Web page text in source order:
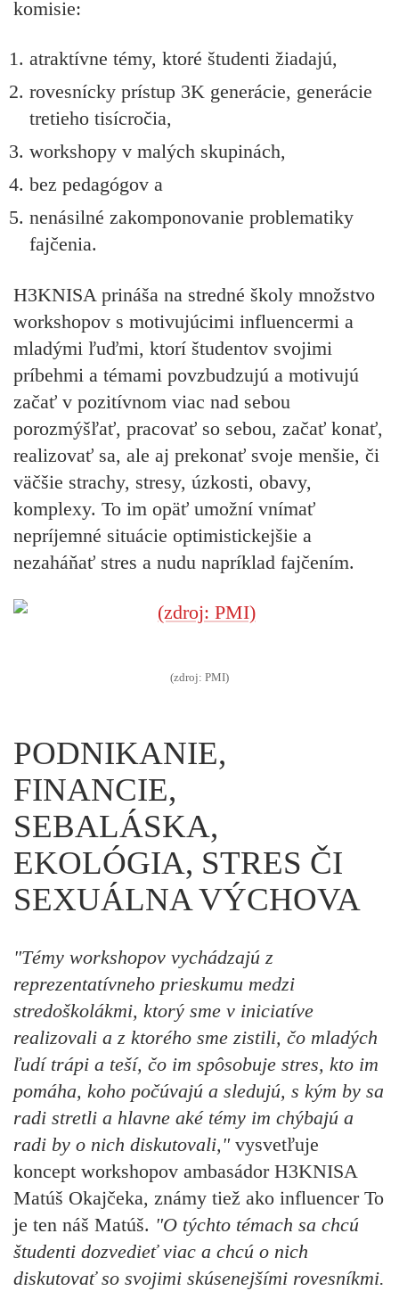
komisie:
atraktívne témy, ktoré študenti žiadajú,
rovesnícky prístup 3K generácie, generácie
tretieho tisícročia,
workshopy v malých skupinách,
bez pedagógov a
nenásilné zakomponovanie problematiky
fajčenia.
H3KNISA prináša na stredné školy množstvo
workshopov s motivujúcimi influencermi a
mladými ľuďmi, ktorí študentov svojimi
príbehmi a témami povzbudzujú a motivujú
začať v pozitívnom viac nad sebou
porozmýšľať, pracovať so sebou, začať konať,
realizovať sa, ale aj prekonať svoje menšie, či
väčšie strachy, stresy, úzkosti, obavy,
komplexy. To im opäť umožní vnímať
nepríjemné situácie optimistickejšie a
nezaháňať stres a nudu napríklad fajčením.
(zdroj: PMI)
PODNIKANIE,
FINANCIE,
SEBALÁSKA,
EKOLÓGIA, STRES ČI
SEXUÁLNA VÝCHOVA
"Témy workshopov vychádzajú z
reprezentatívneho prieskumu medzi
stredoškolákmi, ktorý sme v iniciatíve
realizovali a z ktorého sme zistili, čo mladých
ľudí trápi a teší, čo im spôsobuje stres, kto im
pomáha, koho počúvajú a sledujú, s kým by sa
radi stretli a hlavne aké témy im chýbajú a
radi by o nich diskutovali,"vysvetľuje
koncept workshopov ambasádor H3KNISA
Matúš Okajčeka, známy tiež ako influencer To
je ten náš Matúš. "O týchto témach sa chcú
študenti dozvedieť viac a chcú o nich
diskutovať so svojimi skúsenejšími rovesníkmi.